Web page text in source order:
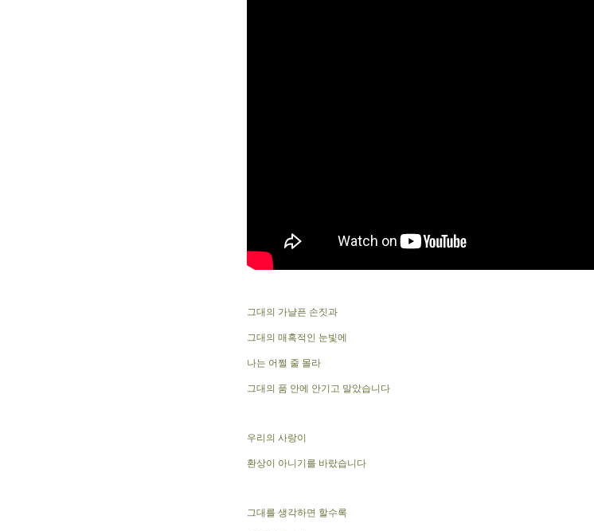
그대의 가냘픈 손짓과
그대의 매혹적인 눈빛에
나는 어쩔 줄 몰라
그대의 품 안에 안기고 말았습니다
우리의 사랑이
환상이 아니기를 바랐습니다
그대를 생각하면 할수록